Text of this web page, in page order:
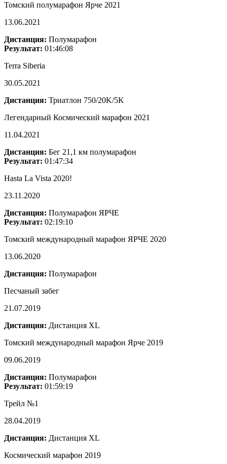
Томский полумарафон Ярче 2021
13.06.2021
Дистанция: Полумарафон
Результат: 01:46:08
Terra Siberia
30.05.2021
Дистанция: Триатлон 750/20K/5K
Легендарный Космический марафон 2021
11.04.2021
Дистанция: Бег 21,1 км полумарафон
Результат: 01:47:34
Hasta La Vista 2020!
23.11.2020
Дистанция: Полумарафон ЯРЧЕ
Результат: 02:19:10
Томский международный марафон ЯРЧЕ 2020
13.06.2020
Дистанция: Полумарафон
Песчаный забег
21.07.2019
Дистанция: Дистанция XL
Томский международный марафон Ярче 2019
09.06.2019
Дистанция: Полумарафон
Результат: 01:59:19
Трейл №1
28.04.2019
Дистанция: Дистанция XL
Космический марафон 2019